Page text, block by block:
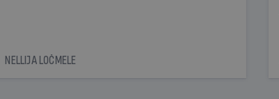
NELLIJA LOČMELE